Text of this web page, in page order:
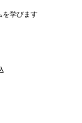
を学びます